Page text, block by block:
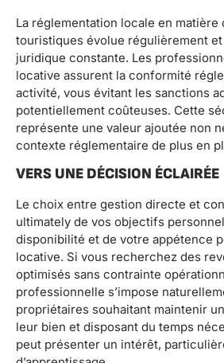
La réglementation locale en matière
touristiques évolue régulièrement
juridique constante. Les
locative assurent la conformité
activité, vous évitant les sanctions
potentiellement coûteuses. Cette
représente une valeur ajoutée non
contexte réglementaire de plus en
VERS UNE DÉCISION ÉCLAIRÉE
Le choix entre gestion directe et
ultimately de vos objectifs
disponibilité et de votre appétence
locative. Si vous recherchez des
optimisés sans contrainte
professionnelle s’impose
propriétaires souhaitant maintenir
leur bien et disposant du temps
peut présenter un intérêt,